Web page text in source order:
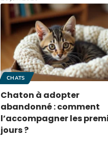
CHATS
Chaton à adopter
abandonné : comment
l’accompagner les
jours ?